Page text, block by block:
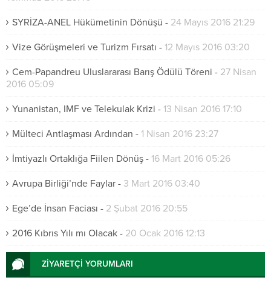
SYRİZA-ANEL Hükümetinin Dönüşü - 24 Mayıs 2016 21:29
Vize Görüşmeleri ve Turizm Fırsatı - 12 Mayıs 2016 03:20
Cem-Papandreu Uluslararası Barış Ödülü Töreni - 27 Nisan
2016 05:09
Yunanistan, IMF ve Telekulak Krizi - 13 Nisan 2016 17:10
Mülteci Antlaşması Ardından - 1 Nisan 2016 23:27
İmtiyazlı Ortaklığa Fiilen Dönüş - 16 Mart 2016 05:26
Avrupa Birliği’nde Faylar - 3 Mart 2016 03:40
Ege’de İnsan Faciası - 2 Şubat 2016 20:55
2016 Kıbrıs Yılı mı Olacak - 20 Ocak 2016 12:13
ZİYARETÇİ YORUMLARI